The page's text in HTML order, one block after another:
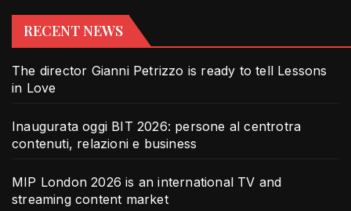
RECENT NEWS
The director Gianni Petrizzo is ready to tell Lessons
in Love
Inaugurata oggi BIT 2026: persone al centrotra
contenuti, relazioni e business
MIP London 2026 is an international TV and
streaming content market